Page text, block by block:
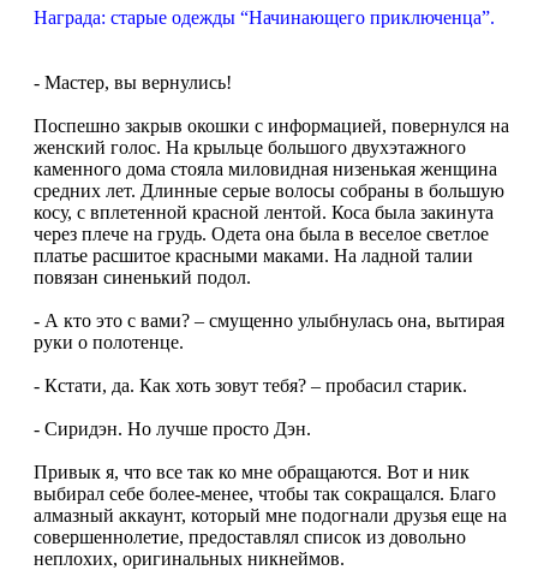
Награда: старые одежды “Начинающего приключенца”.
- Мастер, вы вернулись!
Поспешно закрыв окошки с информацией, повернулся на
женский голос. На крыльце большого двухэтажного
каменного дома стояла миловидная низенькая женщина
средних лет. Длинные серые волосы собраны в большую
косу, с вплетенной красной лентой. Коса была закинута
через плече на грудь. Одета она была в веселое светлое
платье расшитое красными маками. На ладной талии
повязан синенький подол.
- А кто это с вами? – смущенно улыбнулась она, вытирая
руки о полотенце.
- Кстати, да. Как хоть зовут тебя? – пробасил старик.
- Сиридэн. Но лучше просто Дэн.
Привык я, что все так ко мне обращаются. Вот и ник
выбирал себе более-менее, чтобы так сокращался. Благо
алмазный аккаунт, который мне подогнали друзья еще на
совершеннолетие, предоставлял список из довольно
неплохих, оригинальных никнеймов.